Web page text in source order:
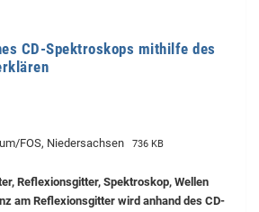
CD-Spektroskops mithilfe des
FOS, Niedersachsen 736 KB
Reflexionsgitter, Spektroskop, Wellen
am Reflexionsgitter wird anhand des CD-